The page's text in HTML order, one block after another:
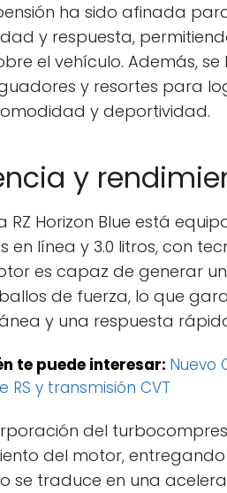
ha sido afinada
y respuesta,
el vehículo. Además,
y resortes para
y deportividad.
y
RZ Horizon Blue está
en línea y 3.0 litros, con
es capaz de generar
de fuerza, lo que
y una respuesta
te puede interesar: Nuevo
RS y transmisión CVT
del
del motor,
se traduce en una